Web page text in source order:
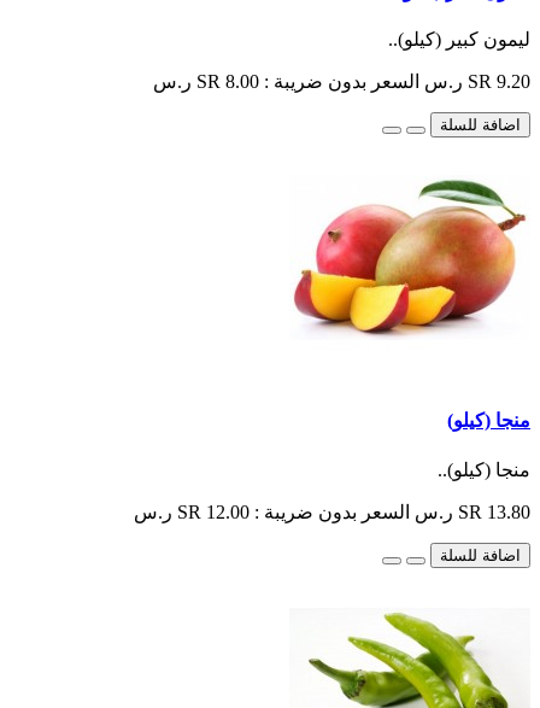
ليمون كبير (كيلو)..
SR 9.20 ر.س السعر بدون ضريبة : SR 8.00 ر.س
اضافة للسلة
منجا (كيلو)
منجا (كيلو)..
SR 13.80 ر.س السعر بدون ضريبة : SR 12.00 ر.س
اضافة للسلة